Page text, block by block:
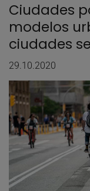
Ciudades
modelos
ciudades
29.10.2020